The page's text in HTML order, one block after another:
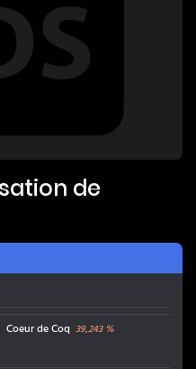
de
Coeur de Coq 39,243%